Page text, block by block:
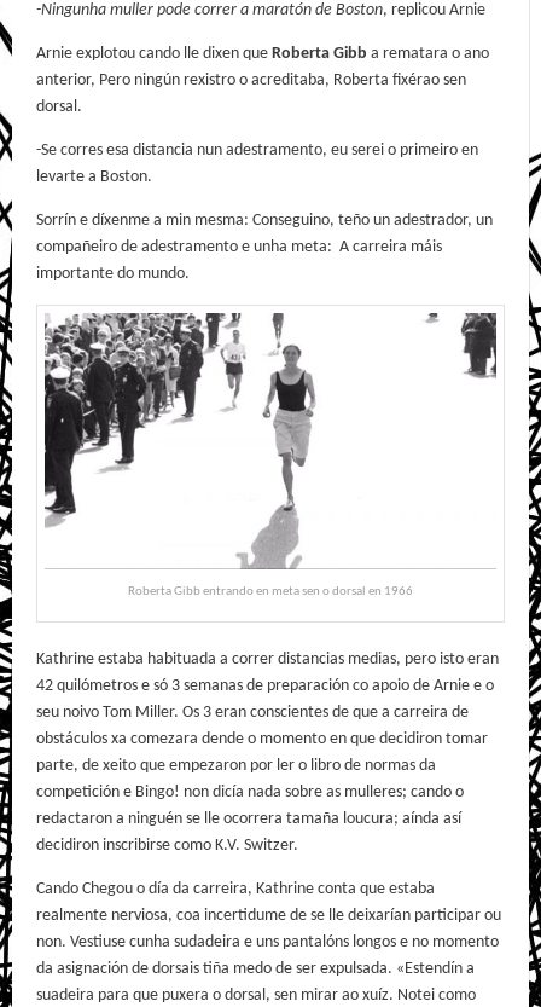
-Ningunha muller pode correr a maratón de Boston, replicou Arnie
Arnie explotou cando lle dixen que Roberta Gibb a rematara o ano
anterior, Pero ningún rexistro o acreditaba, Roberta fixérao sen
dorsal.
-Se corres esa distancia nun adestramento, eu serei o primeiro en
levarte a Boston.
Sorrín e díxenme a min mesma: Conseguino, teño un adestrador, un
compañeiro de adestramento e unha meta: A carreira máis
importante do mundo.
Roberta Gibb entrando en meta sen o dorsal en 1966
Kathrine estaba habituada a correr distancias medias, pero isto eran
42 quilómetros e só 3 semanas de preparación co apoio de Arnie e o
seu noivo Tom Miller. Os 3 eran conscientes de que a carreira de
obstáculos xa comezara dende o momento en que decidiron tomar
parte, de xeito que empezaron por ler o libro de normas da
competición e Bingo! non dicía nada sobre as mulleres; cando o
redactaron a ninguén se lle ocorrera tamaña loucura; aínda así
decidiron inscribirse como K.V. Switzer.
Cando Chegou o día da carreira, Kathrine conta que estaba
realmente nerviosa, coa incertidume de se lle deixarían participar ou
non. Vestiuse cunha sudadeira e uns pantalóns longos e no momento
da asignación de dorsais tiña medo de ser expulsada. «Estendín a
suadeira para que puxera o dorsal, sen mirar ao xuíz. Notei como